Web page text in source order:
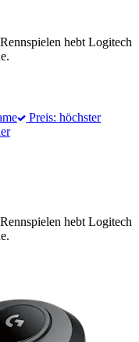
hebt Logitech
Preis: höchster
hebt Logitech